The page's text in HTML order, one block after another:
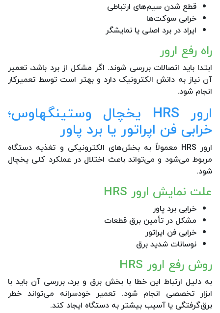
قطع شدن سیم‌های ارتباطی
خرابی سوکت‌ها
ایراد در برد اصلی یا نمایشگر
راه رفع ارور
ابتدا باید اتصالات بررسی شوند. اگر مشکل از برد باشد، تعمیر
آن نیاز به دانش الکترونیک دارد و بهتر است توسط تعمیرکار
انجام شود.
ارور HRS یخچال وستینگهاوس؛
خرابی فن اپراتور یا برد پاور
ارور HRS معمولاً به بخش‌های الکترونیکی و تغذیه دستگاه
مربوط می‌شود و می‌تواند باعث اختلال در عملکرد کلی یخچال
شود.
علت نمایش ارور HRS
خرابی برد پاور
مشکل در تأمین برق قطعات
خرابی فن اپراتور
نوسانات شدید برق
روش رفع ارور HRS
به دلیل ارتباط این خطا با بخش برق و برد، بررسی آن باید با
ابزار تخصصی انجام شود. تعمیر خودسرانه می‌تواند خطر
برق‌گرفتگی یا آسیب بیشتر به دستگاه ایجاد کند.